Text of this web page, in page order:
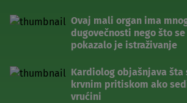
Ovaj mali organ ima
dugovečnosti nego što
pokazalo je istraživanje
Kardiolog objašnjava šta
krvnim pritiskom ako
vrućini